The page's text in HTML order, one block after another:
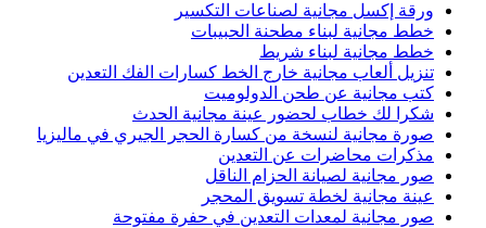
ورقة إكسل مجانية لصناعات التكسير
خطط مجانية لبناء مطحنة الحبيبات
خطط مجانية لبناء شريط
تنزيل ألعاب مجانية خارج الخط كسارات الفك التعدين
كتب مجانية عن طحن الدولوميت
شكرا لك خطاب لحضور عينة مجانية الحدث
صورة مجانية لنسخة من كسارة الحجر الجيري في ماليزيا
مذكرات محاضرات عن التعدين
صور مجانية لصيانة الحزام الناقل
عينة مجانية لخطة تسويق المحجر
صور مجانية لمعدات التعدين في حفرة مفتوحة